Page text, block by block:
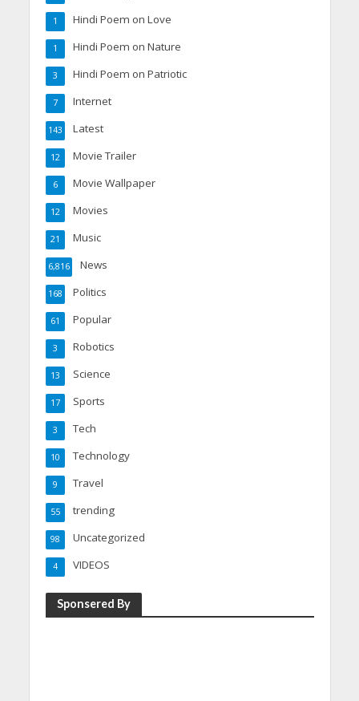
Hindi Poem on Love
1
Hindi Poem on Nature
1
Hindi Poem on Patriotic
3
Internet
7
Latest
143
Movie Trailer
12
Movie Wallpaper
6
Movies
12
Music
21
News
6,816
Politics
168
Popular
61
Robotics
3
Science
13
Sports
17
Tech
3
Technology
10
Travel
9
trending
55
Uncategorized
98
VIDEOS
4
Sponsered By